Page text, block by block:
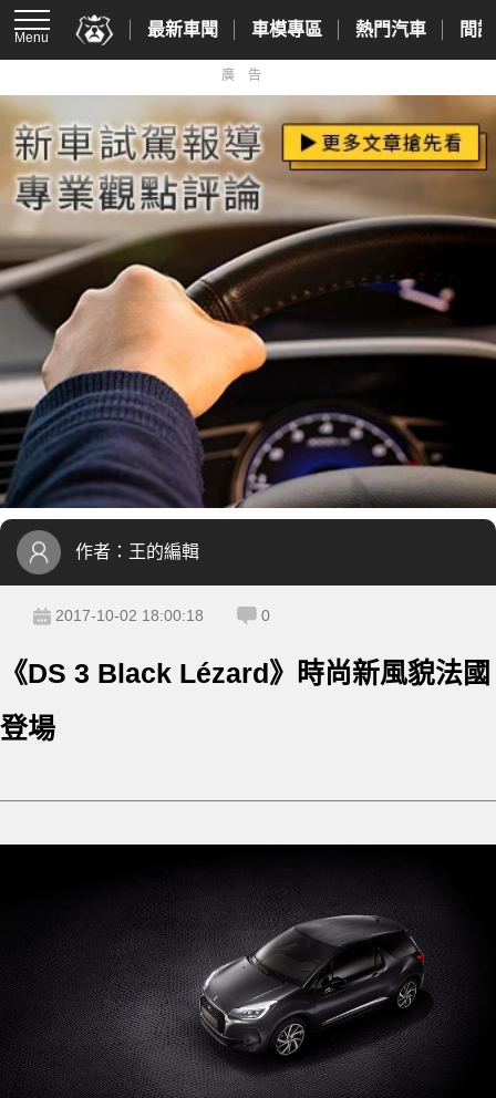
Menu 最新車聞 車模專區 熱門汽車 間
廣告
作者： 王的編輯
2017-10-02 18:00:18 0
《DS 3 Black Lézard》時尚新風貌法國
登場